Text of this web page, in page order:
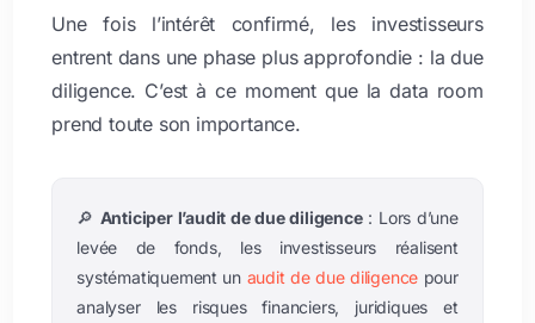
Une fois l’intérêt confirmé, les investisseurs
entrent dans une phase plus approfondie : la due
diligence. C’est à ce moment que la data room
prend toute son importance.
🔎 Anticiper l’audit de due diligence: Lors d’une
levée de fonds, les investisseurs réalisent
systématiquement un audit de due diligence pour
analyser les risques financiers, juridiques et